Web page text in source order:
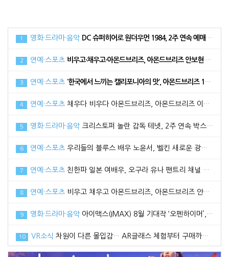
1 영화·드라마·음악 DC 슈퍼히어로 원더우먼 1984, 2주 연속 예매 순위 1위로 34만 관객 동원
2 연예·스포츠 비우고·채우고·아몬드브리즈, 아몬드브리즈 안보현 광고 메이킹 필름 공개
3 연예·스포츠 ‘한국에서 느끼는 캘리포니아의 맛’, 아몬드브리즈 17일 라치카 가비와 함께 라이브방송 진행
4 연예·스포츠 채우다 비우다 아몬드브리즈, 아몬드브리즈 이다희와 함께한 광고 메이킹 필름 공개
5 영화·드라마·음악 크리스토퍼 놀란 감독 테넷, 2주 연속 박스오피스 1위로 100만 관객 돌파
6 연예·스포츠 우리들의 블루스 배우 노윤서, 벨킨 새로운 광고 모델로 선정
7 연예·스포츠 친한파 일본 여배우, 오구라 유나 팬트리 채널 공식 오픈
8 연예·스포츠 비우고 채우고 아몬드브리즈, 아몬드브리즈 안보현과 함께한 2021 광고 영상 공개
9 영화·드라마·음악 아이맥스(IMAX) 8월 기대작 ‘오펜하이머’, 관전 포인트3 공개
10 VR소식 차원이 다른 몰입감… AR글래스 체험부터 구매까지 한번에, 엑스리얼 현대백화점 중동점 팝업스토어 오픈